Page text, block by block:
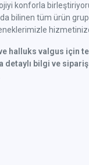
konforla
bilinen tüm ürün
halluks valgus için
detaylı bilgi ve